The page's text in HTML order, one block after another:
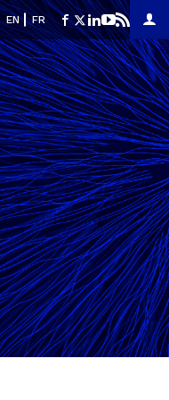
EN FR